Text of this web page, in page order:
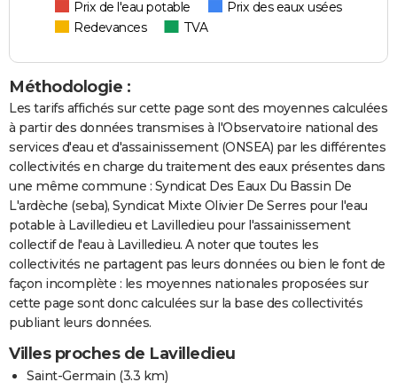
Prix de l'eau potable
Prix des eaux usées
Redevances
TVA
Méthodologie :
Les tarifs affichés sur cette page sont des moyennes calculées
à partir des données transmises à l'Observatoire national des
services d'eau et d'assainissement (ONSEA) par les différentes
collectivités en charge du traitement des eaux présentes dans
une même commune : Syndicat Des Eaux Du Bassin De
L'ardèche (seba), Syndicat Mixte Olivier De Serres pour l'eau
potable à Lavilledieu et Lavilledieu pour l'assainissement
collectif de l'eau à Lavilledieu. A noter que toutes les
collectivités ne partagent pas leurs données ou bien le font de
façon incomplète : les moyennes nationales proposées sur
cette page sont donc calculées sur la base des collectivités
publiant leurs données.
Villes proches de Lavilledieu
Saint-Germain (3.3 km)